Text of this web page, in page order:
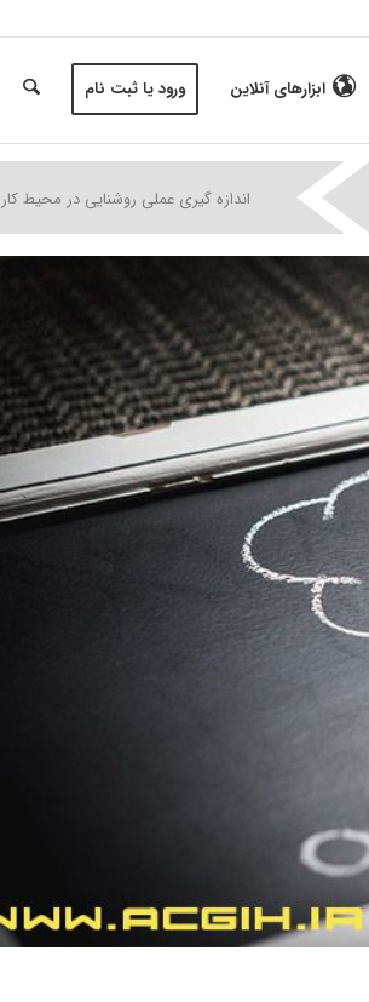
ابزارهای آنلاین ورود یا ثبت نام
| اندازه گیری عملی روشنایی در محیط کار